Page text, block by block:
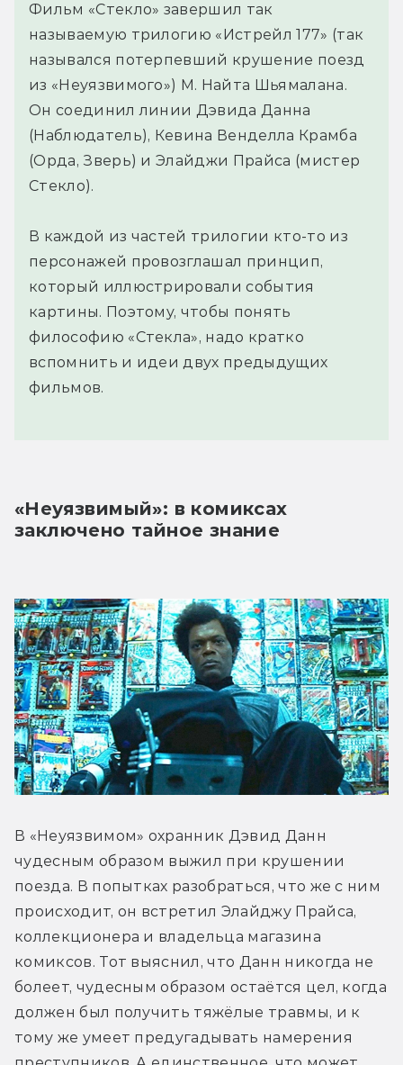
Фильм «Стекло» завершил так
называемую трилогию «Истрейл 177» (так
назывался потерпевший крушение поезд
из «Неуязвимого») М. Найта Шьямалана.
Он соединил линии Дэвида Данна
(Наблюдатель), Кевина Венделла Крамба
(Орда, Зверь) и Элайджи Прайса (мистер
Стекло).
В каждой из частей трилогии кто-то из
персонажей провозглашал принцип,
который иллюстрировали события
картины. Поэтому, чтобы понять
философию «Стекла», надо кратко
вспомнить и идеи двух предыдущих
фильмов.
«Неуязвимый»: в комиксах
заключено тайное знание
В «Неуязвимом» охранник Дэвид Данн
чудесным образом выжил при крушении
поезда. В попытках разобраться, что же с ним
происходит, он встретил Элайджу Прайса,
коллекционера и владельца магазина
комиксов. Тот выяснил, что Данн никогда не
болеет, чудесным образом остаётся цел, когда
должен был получить тяжёлые травмы, и к
тому же умеет предугадывать намерения